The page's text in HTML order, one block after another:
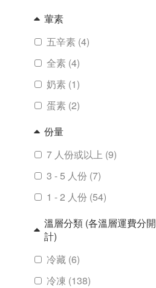
葷素
五辛素 (4)
全素 (4)
奶素 (1)
蛋素 (2)
份量
7 人份或以上 (9)
3 - 5 人份 (7)
1 - 2 人份 (54)
溫層分類 (各溫層運費分開
計)
冷藏 (6)
冷凍 (138)